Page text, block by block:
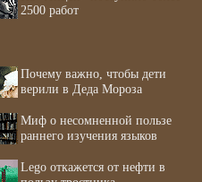
2500 работ
Почему важно, чтобы дети
верили в Деда Мороза
Миф о несомненной пользе
раннего изучения языков
Lego откажется от нефти в